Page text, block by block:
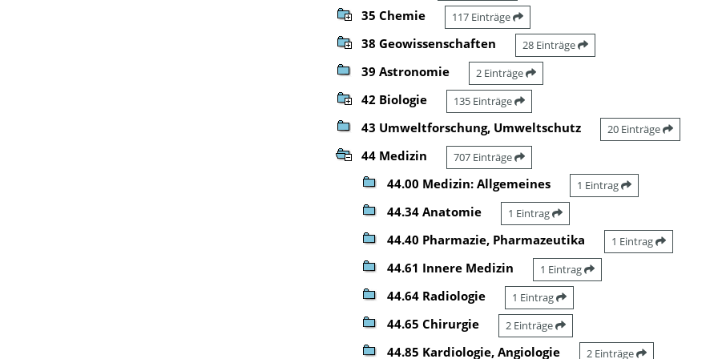
35 Chemie 117 Einträge
38 Geowissenschaften 28 Einträge
39 Astronomie 2 Einträge
42 Biologie 135 Einträge
43 Umweltforschung, Umweltschutz 20 Einträge
44 Medizin 707 Einträge
44.00 Medizin: Allgemeines 1 Eintrag
44.34 Anatomie 1 Eintrag
44.40 Pharmazie, Pharmazeutika 1 Eintrag
44.61 Innere Medizin 1 Eintrag
44.64 Radiologie 1 Eintrag
44.65 Chirurgie 2 Einträge
44.85 Kardiologie, Angiologie 2 Einträge